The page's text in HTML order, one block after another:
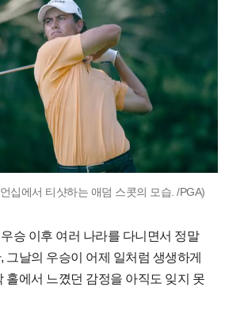
십에서 티샷하는 애덤 스콧의 모습. /PGA)
승 이후 여러 나라를 다니면서 정말
그날의 우승이 어제 일처럼 생생하게
홀에서 느꼈던 감정을 아직도 잊지 못